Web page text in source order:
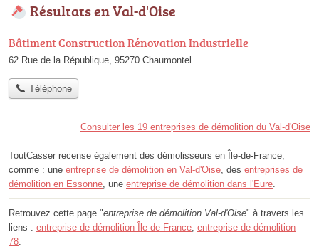
Résultats en Val-d'Oise
Bâtiment Construction Rénovation Industrielle
62 Rue de la République, 95270 Chaumontel
Téléphone
Consulter les 19 entreprises de démolition du Val-d'Oise
ToutCasser recense également des démolisseurs en Île-de-France,
comme : une entreprise de démolition en Val-d'Oise , des entreprises de
démolition en Essonne , une entreprise de démolition dans l'Eure
Retrouvez cette page "entreprise de démolition Val-d'Oise" à travers les
liens : entreprise de démolition Île-de-France entreprise de démolition
78